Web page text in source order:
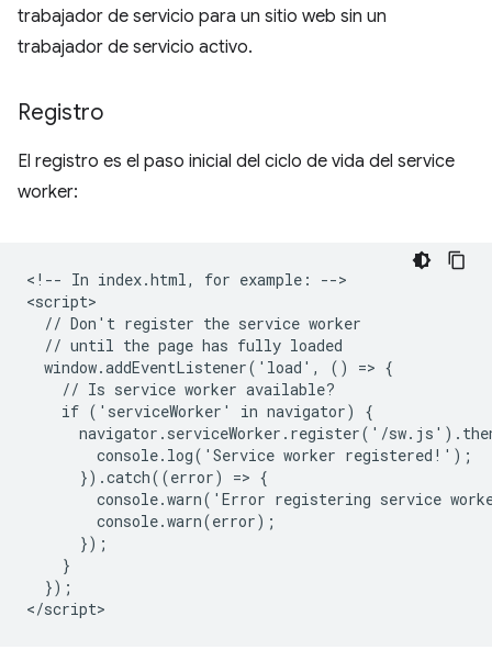
trabajador de servicio para un sitio web sin un
trabajador de servicio activo.
Registro
El registro es el paso inicial del ciclo de vida del service
worker:
<!-- In index.html, for example: -->
<script>
  // Don't register the service worker
  // until the page has fully loaded
  window.addEventListener('load', () => {
    // Is service worker available?
    if ('serviceWorker' in navigator) {
navigator.serviceWorker.register('/
        console.log('Service worker registered!');
      }).catch((error) => {
console.warn('Error registering service
        console.warn(error);
      });
    }
  });